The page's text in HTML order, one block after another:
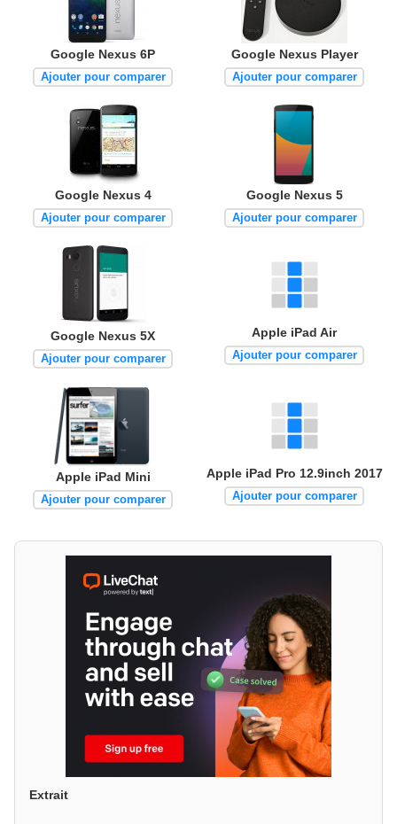
Google Nexus 6P
Ajouter pour comparer
Google Nexus Player
Ajouter pour comparer
Google Nexus 4
Ajouter pour comparer
Google Nexus 5
Ajouter pour comparer
Google Nexus 5X
Ajouter pour comparer
Apple iPad Air
Ajouter pour comparer
Apple iPad Mini
Ajouter pour comparer
Apple iPad Pro 12.9inch 2017
Ajouter pour comparer
Extrait